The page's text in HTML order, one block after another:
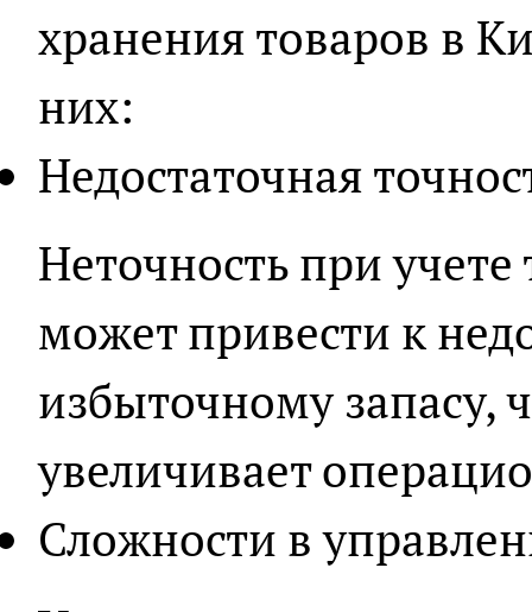
хранения товаров в
них:
Недостаточная
Неточность при учете
может привести к
избыточному запасу,
увеличивает
Сложности в